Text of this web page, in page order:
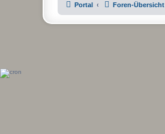
Portal Foren-Übersicht